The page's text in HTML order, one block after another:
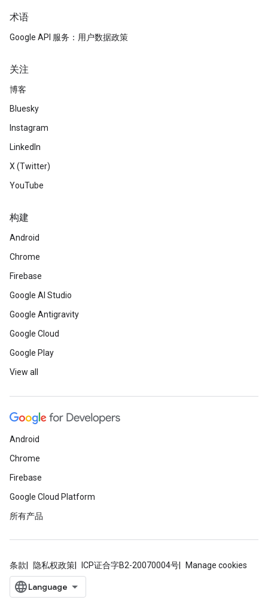
术语
Google API 服务：用户数据政策
关注
博客
Bluesky
Instagram
LinkedIn
X (Twitter)
YouTube
构建
Android
Chrome
Firebase
Google AI Studio
Google Antigravity
Google Cloud
Google Play
View all
Android
Chrome
Firebase
Google Cloud Platform
所有产品
条款 隐私权政策 ICP证合字B2-20070004号 Manage cookies